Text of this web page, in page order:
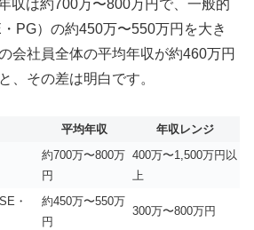
収は約700万〜800万円で、一般的
PG）の約450万〜550万円を大き
会社員全体の平均年収が約460万円
、その差は明白です。
平均年収 年収レンジ
約700万〜800万
円
400万〜1,500万円以
上
・
約450万〜550万
円
300万〜800万円